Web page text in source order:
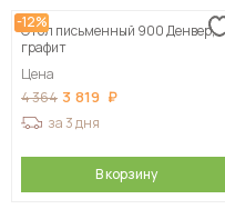
-12%
Стол письменный 900 Денвер,
графит
Цена
4 364 3 819
за 3 дня
В корзину